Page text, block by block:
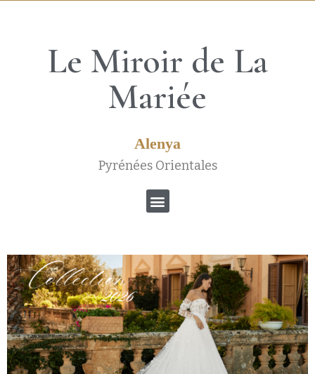
Le Miroir de La
Mariée
Alenya
Pyrénées Orientales